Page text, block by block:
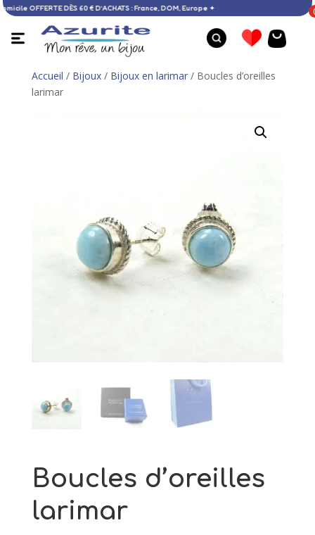
à domicile OFFERTE DÈS 60 € D’ACHATS : France, DOM, Europe ✦
Accueil / Bijoux/ Bijoux en larimar/ Boucles d’oreilles
larimar
Boucles d’oreilles
larimar
Bague perle de Tahiti - 56